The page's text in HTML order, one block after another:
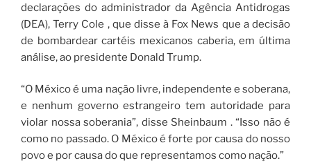
declarações do administrador da Agência Antidrogas
(DEA), Terry Cole , que disse à Fox News que a decisão
de bombardear cartéis mexicanos caberia, em última
análise, ao presidente Donald Trump.
“O México é uma nação livre, independente e soberana,
e nenhum governo estrangeiro tem autoridade para
violar nossa soberania”, disse Sheinbaum . “Isso não é
como no passado. O México é forte por causa do nosso
povo e por causa do que representamos como nação.”